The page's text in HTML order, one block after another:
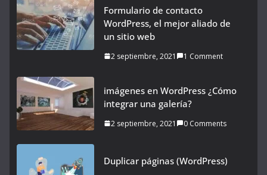
Formulario de contacto
WordPress, el mejor aliado de
un sitio web
2 septiembre, 2021 1 Comment
imágenes en WordPress ¿Cómo
integrar una galería?
2 septiembre, 2021 0 Comments
Duplicar páginas (WordPress)